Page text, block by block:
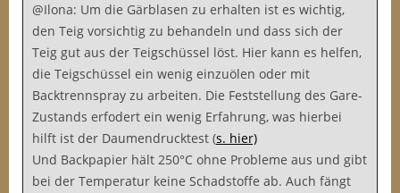
@Ilona: Um die Gärblasen zu erhalten ist es wichtig,
den Teig vorsichtig zu behandeln und dass sich der
Teig gut aus der Teigschüssel löst. Hier kann es helfen,
die Teigschüssel ein wenig einzuölen oder mit
Backtrennspray zu arbeiten. Die Feststellung des Gare-
Zustands erfodert ein wenig Erfahrung, was hierbei
hilft ist der Daumendrucktest (s. hier)
Und Backpapier hält 250°C ohne Probleme aus und gibt
bei der Temperatur keine Schadstoffe ab. Auch fängt